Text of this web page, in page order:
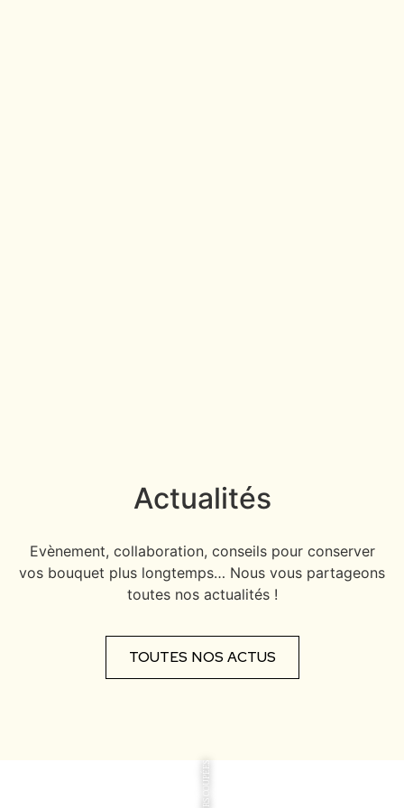
Actualités
Evènement, collaboration, conseils pour conserver
vos bouquet plus longtemps… Nous vous partageons
toutes nos actualités !
TOUTES NOS ACTUS